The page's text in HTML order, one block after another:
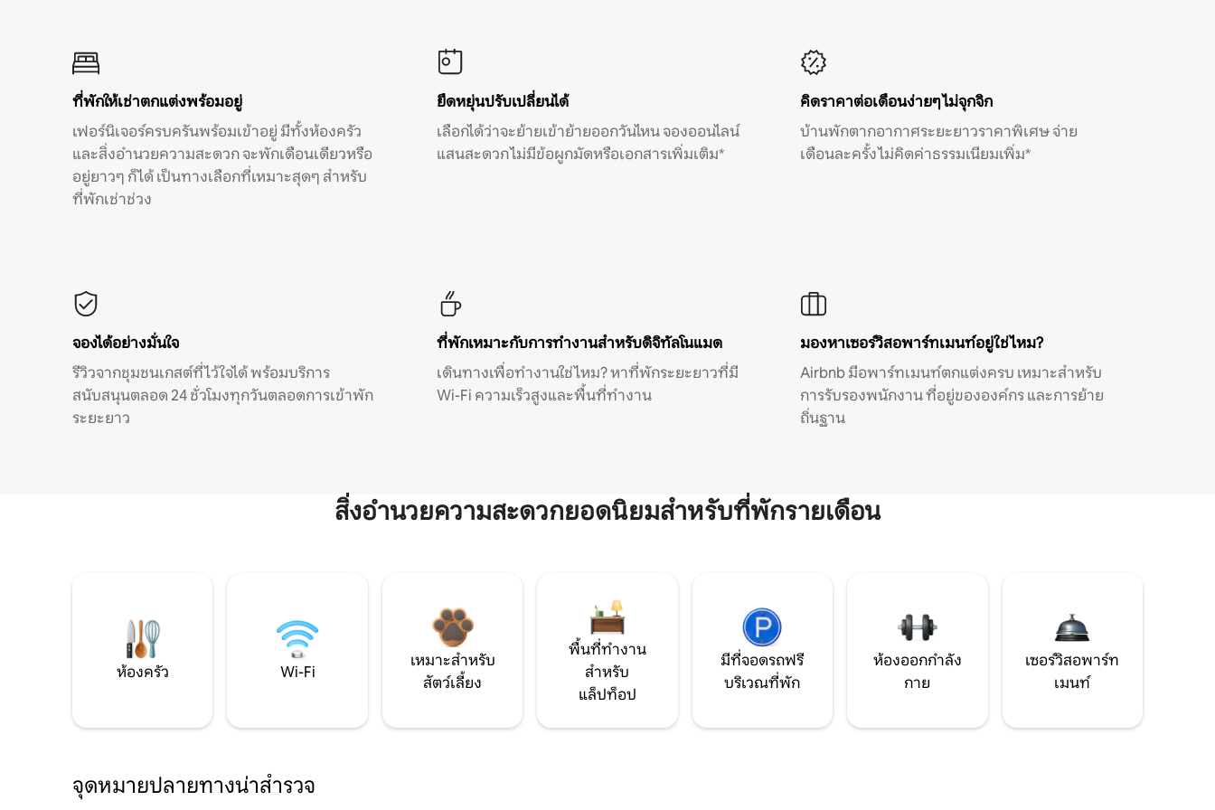
ที่พักให้เช่าตกแต่งพร้อมอยู่
เฟอร์นิเจอร์ครบครันพร้อมเข้าอยู่ มีทั้งห้องครัว
และสิ่งอำนวยความสะดวก จะพักเดือนเดียวหรือ
อยู่ยาวๆ ก็ได้ เป็นทางเลือกที่เหมาะสุดๆ สำหรับ
ที่พักเช่าช่วง
ยืดหยุ่นปรับเปลี่ยนได้
เลือกได้ว่าจะย้ายเข้าย้ายออกวันไหน จองออนไลน์
แสนสะดวก ไม่มีข้อผูกมัดหรือเอกสารเพิ่มเติม*
คิดราคาต่อเดือนง่ายๆ ไม่จุกจิก
บ้านพักตากอากาศระยะยาวราคาพิเศษ จ่าย
เดือนละครั้ง ไม่คิดค่าธรรมเนียมเพิ่ม*
จองได้อย่างมั่นใจ
รีวิวจากชุมชนเกสต์ที่ไว้ใจได้ พร้อมบริการ
สนับสนุนตลอด 24 ชั่วโมงทุกวันตลอดการเข้าพัก
ระยะยาว
ที่พักเหมาะกับการทำงานสำหรับดิจิทัลโนแมด
เดินทางเพื่อทำงานใช่ไหม? หาที่พักระยะยาวที่มี
Wi-Fi ความเร็วสูงและพื้นที่ทำงาน
มองหาเซอร์วิสอพาร์ทเมนท์อยู่ใช่ไหม?
Airbnb มีอพาร์ทเมนท์ตกแต่งครบ เหมาะสำหรับ
การรับรองพนักงาน ที่อยู่ขององค์กร และการย้าย
ถิ่นฐาน
สิ่งอำนวยความสะดวกยอดนิยมสำหรับที่พักรายเดือน
ห้องครัว Wi-Fi
เหมาะสำหรับ
สัตว์เลี้ยง
พื้นที่ทำงาน
สำหรับ
แล็ปท็อป
มีที่จอดรถฟรี
บริเวณที่พัก
ห้องออกกำลัง
กาย
เซอร์วิสอพาร์ท
เมนท์
จุดหมายปลายทางน่าสำรวจ